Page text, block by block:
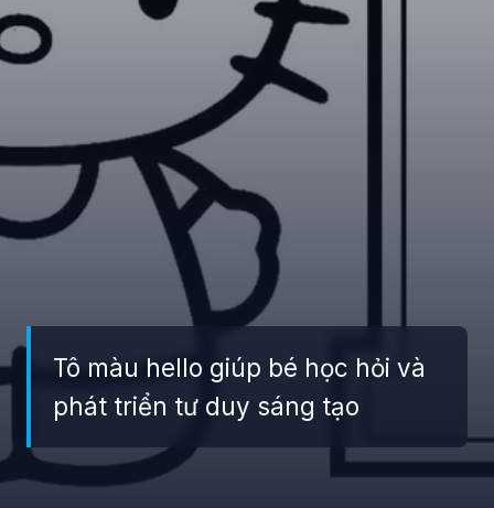
Tô màu hello giúp bé học hỏi và
phát triển tư duy sáng tạo